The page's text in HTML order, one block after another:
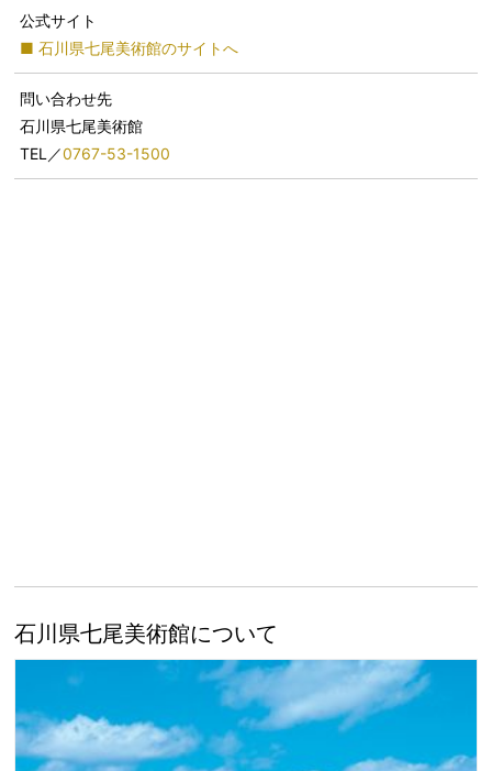
公式サイト
■ 石川県七尾美術館のサイトへ
問い合わせ先
石川県七尾美術館
TEL／0767-53-1500
石川県七尾美術館について